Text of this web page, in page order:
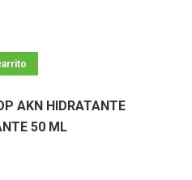
AKN HIDRATANTE
50 ML